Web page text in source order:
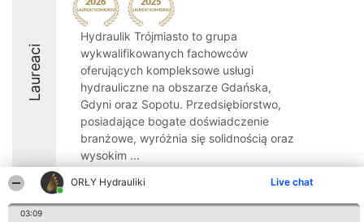
ORŁY Hydrauliki Live chat
03:09
Laureaci
Hydraulik Trójmiasto to grupa
wykwalifikowanych fachowców
oferujących kompleksowe usługi
hydrauliczne na obszarze Gdańska,
Gdyni oraz Sopotu. Przedsiębiorstwo,
posiadające bogate doświadczenie
branżowe, wyróżnia się solidnością oraz
wysokim ...
8